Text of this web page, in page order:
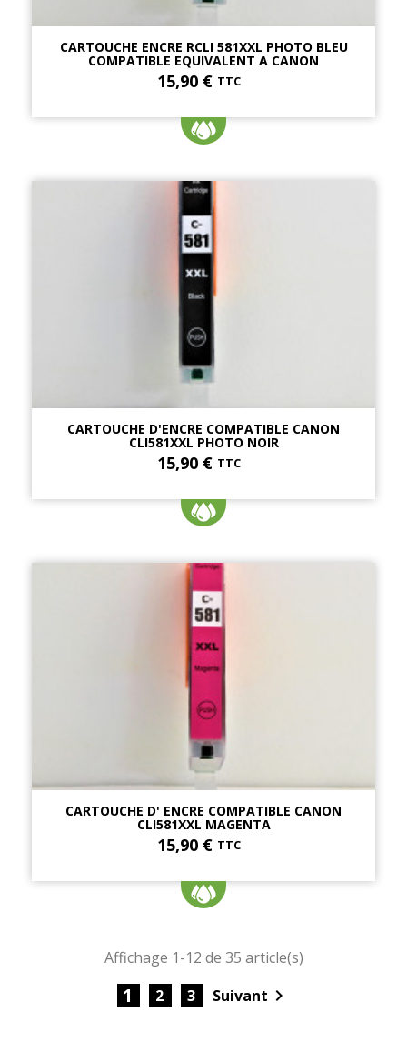
CARTOUCHE ENCRE RCLI 581XXL PHOTO BLEU
COMPATIBLE EQUIVALENT A CANON
15,90 € TTC
CARTOUCHE D'ENCRE COMPATIBLE CANON
CLI581XXL PHOTO NOIR
15,90 € TTC
CARTOUCHE D' ENCRE COMPATIBLE CANON
CLI581XXL MAGENTA
15,90 € TTC
Affichage 1-12 de 35 article(s)
1 2 3 Suivant 